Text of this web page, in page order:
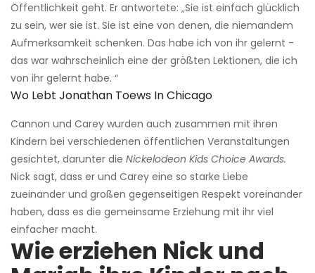
Öffentlichkeit geht. Er antwortete: „Sie ist einfach glücklich
zu sein, wer sie ist. Sie ist eine von denen, die niemandem
Aufmerksamkeit schenken. Das habe ich von ihr gelernt -
das war wahrscheinlich eine der größten Lektionen, die ich
von ihr gelernt habe. “
Wo Lebt Jonathan Toews In Chicago
Cannon und Carey wurden auch zusammen mit ihren
Kindern bei verschiedenen öffentlichen Veranstaltungen
gesichtet, darunter die Nickelodeon Kids Choice Awards.
Nick sagt, dass er und Carey eine so starke Liebe
zueinander und großen gegenseitigen Respekt voreinander
haben, dass es die gemeinsame Erziehung mit ihr viel
einfacher macht.
Wie erziehen Nick und